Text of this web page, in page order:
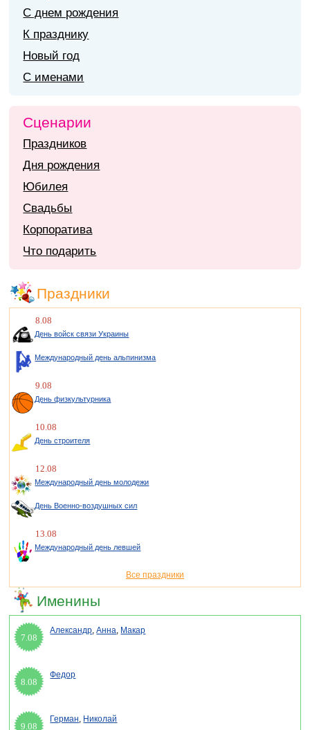
С днем рождения
К празднику
Новый год
С именами
Сценарии
Праздников
Дня рождения
Юбилея
Свадьбы
Корпоратива
Что подарить
Праздники
8.08
День войск связи Украины
Международный день альпинизма
9.08
День физкультурника
10.08
День строителя
12.08
Международный день молодежи
День Военно-воздушных сил
13.08
Международный день левшей
Все праздники
Именины
7.08
Александр,Анна, Макар
8.08
Федор
9.08
Герман, Николай